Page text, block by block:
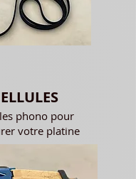
phono pour
votre platine